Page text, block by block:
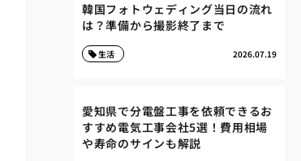
韓国フォトウェディング当日の流れ
は？準備から撮影終了まで
2026.07.19
生活
愛知県で分電盤工事を依頼できるお
すすめ電気工事会社5選！費用相場
や寿命のサインも解説